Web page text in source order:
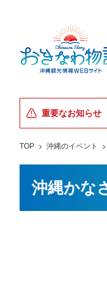
重要なお知らせ
TOP 沖縄のイベント
沖縄かな